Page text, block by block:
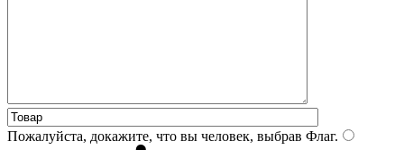
Пожалуйста, докажите, что вы человек, выбрав Флаг.